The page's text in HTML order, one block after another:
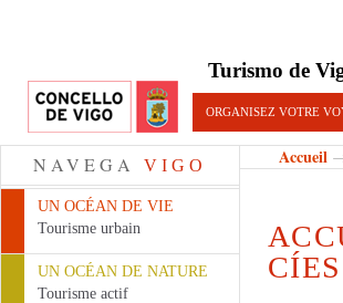
Turismo de
ORGANISEZ VOTRE
NAVEGA VIGO
UN OCÉAN DE VIE
Tourisme urbain
UN OCÉAN DE NATURE
Tourisme actif
Accueil